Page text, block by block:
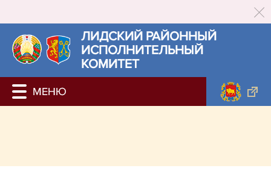
ЛИДСКИЙ РАЙОННЫЙ
ИСПОЛНИТЕЛЬНЫЙ
КОМИТЕТ